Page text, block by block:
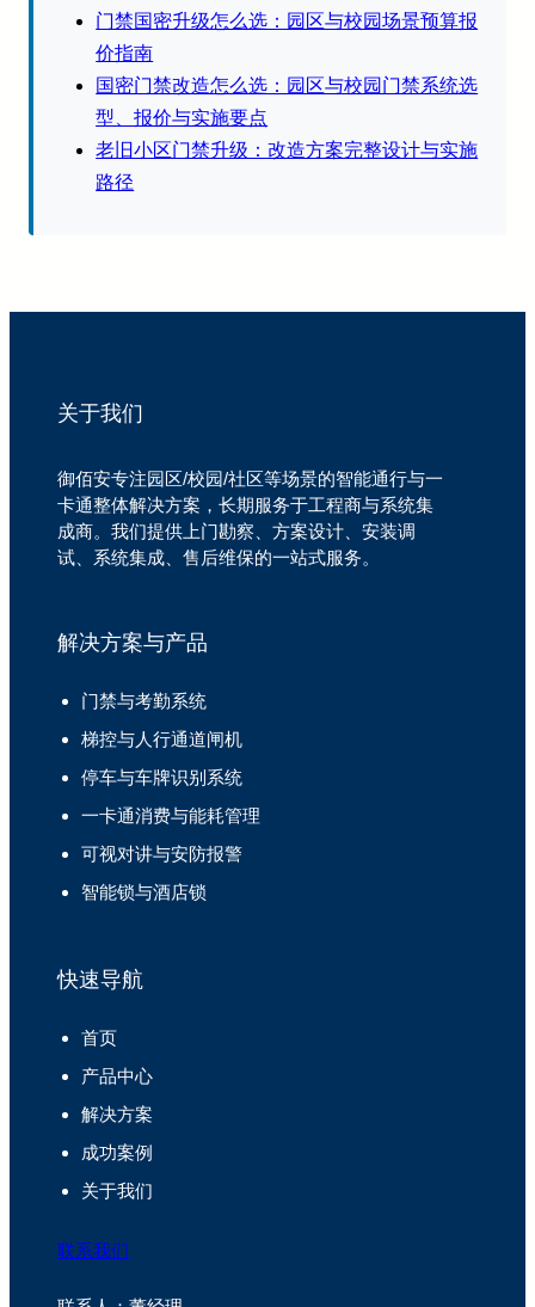
门禁国密升级怎么选：园区与校园场景预算报
价指南
国密门禁改造怎么选：园区与校园门禁系统选
型、报价与实施要点
老旧小区门禁升级：改造方案完整设计与实施
路径
关于我们
御佰安专注园区/校园/社区等场景的智能通行与一
卡通整体解决方案，长期服务于工程商与系统集
成商。我们提供上门勘察、方案设计、安装调
试、系统集成、售后维保的一站式服务。
解决方案与产品
门禁与考勤系统
梯控与人行通道闸机
停车与车牌识别系统
一卡通消费与能耗管理
可视对讲与安防报警
智能锁与酒店锁
快速导航
首页
产品中心
解决方案
成功案例
关于我们
联系我们